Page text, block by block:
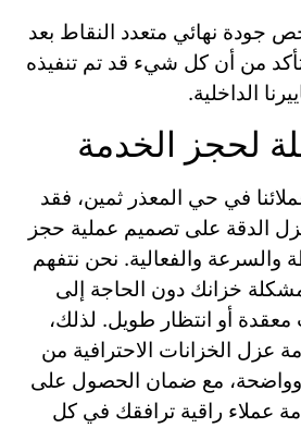
جودة نهائي متعدد النقاط بعد
من أن كل شيء قد تم تنفيذه
الداخلية.
لحجز الخدمة
في حي المعذر ثمين، فقد
الدقة على تصميم عملية حجز
والسرعة والفعالية. نحن نتفهم
خزانك دون الحاجة إلى
أو انتظار طويل. لذلك،
عزل الخزانات الاحترافية من
مع ضمان الحصول على
عملاء راقية ترافقك في كل